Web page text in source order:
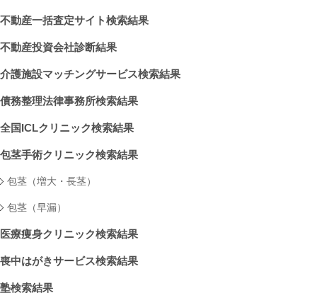
不動産一括査定サイト検索結果
不動産投資会社診断結果
介護施設マッチングサービス検索結果
債務整理法律事務所検索結果
全国ICLクリニック検索結果
包茎手術クリニック検索結果
包茎（増大・長茎）
包茎（早漏）
医療痩身クリニック検索結果
喪中はがきサービス検索結果
塾検索結果